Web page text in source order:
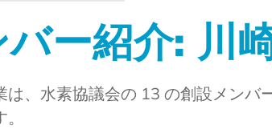
バー紹介: 川
は、水素協議会の 13 の創設メン